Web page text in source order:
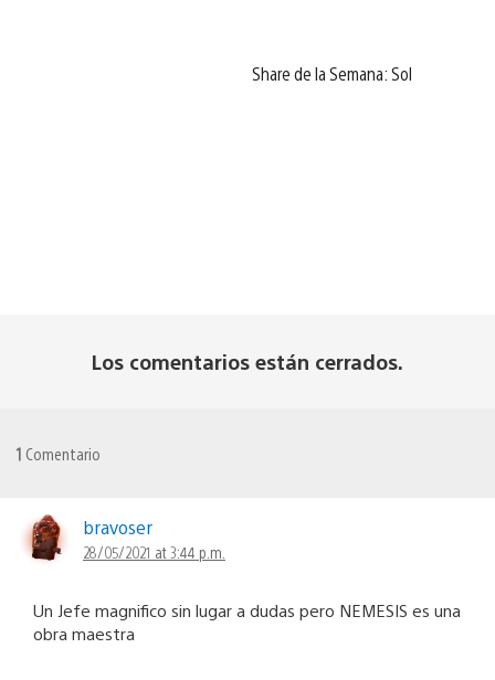
Share de la Semana: Sol
Los comentarios están cerrados.
1 Comentario
bravoser
28/05/2021 at 3:44 p.m.
Un Jefe magnifico sin lugar a dudas pero NEMESIS es una
obra maestra